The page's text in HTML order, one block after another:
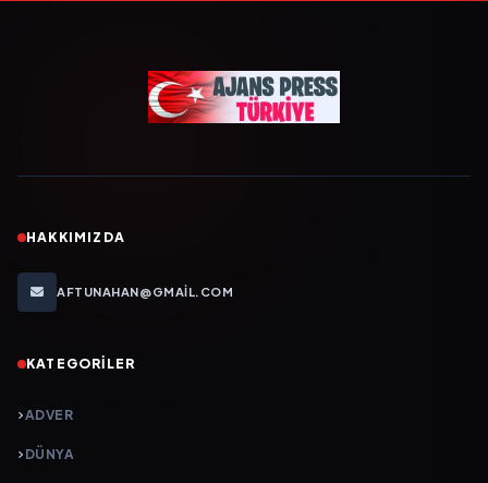
HAKKIMIZDA
AFTUNAHAN@GMAIL.COM
KATEGORILER
ADVER
DÜNYA